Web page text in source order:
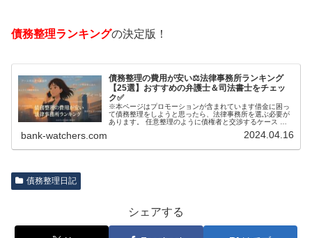
債務整理ランキングの決定版！
債務整理の費用が安い⚖️法律事務所ランキング
【25選】おすすめの弁護士＆司法書士をチェッ
ク✅
※本ページはプロモーションが含まれています借金に困っ
て債務整理をしようと思ったら、法律事務所を選ぶ必要が
あります。 任意整理のように債権者と交渉するケース 自
bank-watchers.com 2024.04.16
債務整理日記
シェアする